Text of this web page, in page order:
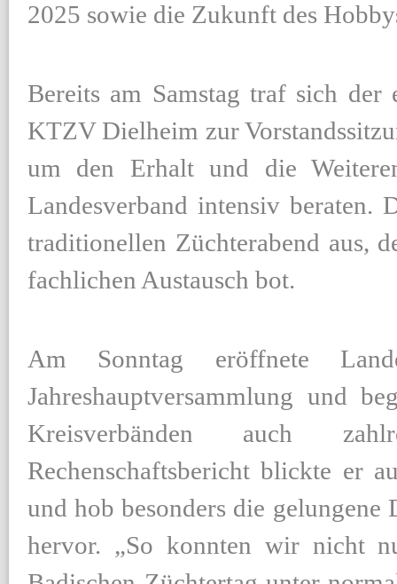
2025 sowie die Zukunft des
Bereits am Samstag traf sich der
KTZV Dielheim zur
um den Erhalt und die
Landesverband intensiv beraten.
traditionellen Züchterabend aus,
fachlichen Austausch bot.
Am Sonntag eröffnete
Jahreshauptversammlung und
Kreisverbänden auch
Rechenschaftsbericht blickte er
und hob besonders die
hervor. „So konnten wir nicht